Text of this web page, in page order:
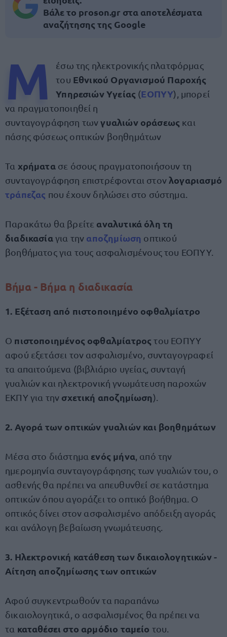
Βάλε το proson.gr στα αποτελέσματα
αναζήτησης της Google
Μ
έσω της ηλεκτρονικής πλατφόρμας
του Εθνικού Οργανισμού Παροχής
Υπηρεσιών Υγείας (ΕΟΠΥΥ), μπορεί
να πραγματοποιηθεί η
συνταγογράφηση τωνγυαλιών οράσεως και
πάσης φύσεως οπτικών βοηθημάτων
Τα χρήματα σε όσους πραγματοποιήσουν τη
συνταγογράφηση επιστρέφονται στονλογαριασμό
τράπεζας που έχουν δηλώσει στο σύστημα.
Παρακάτω θα βρείτε αναλυτικά όλη τη
διαδικασίαγια την αποζημίωση οπτικού
βοηθήματος για τους ασφαλισμένους του ΕΟΠΥΥ.
Βήμα - Βήμα η διαδικασία
1. Εξέταση από πιστοποιημένο οφθαλμίατρο
Ο πιστοποιημένος οφθαλμίατρος του ΕΟΠΥΥ
αφού εξετάσει τον ασφαλισμένο, συνταγογραφεί
τα απαιτούμενα (βιβλιάριο υγείας, συνταγή
γυαλιών και ηλεκτρονική γνωμάτευση παροχών
ΕΚΠΥ για την σχετική αποζημίωση).
2. Αγορά των οπτικών γυαλιών και βοηθημάτων
Μέσα στο διάστημα ενός μήνα , από την
ημερομηνία συνταγογράφησης των γυαλιών του, ο
ασθενής θα πρέπει να απευθυνθεί σε κατάστημα
οπτικών όπου αγοράζει το οπτικό βοήθημα. Ο
οπτικός δίνει στον ασφαλισμένο απόδειξη αγοράς
και ανάλογη βεβαίωση γνωμάτευσης.
3. Ηλεκτρονική κατάθεση των δικαιολογητικών -
Αίτηση αποζημίωσης των οπτικών
Αφού συγκεντρωθούν τα παραπάνω
δικαιολογητικά, ο ασφαλισμένος θα πρέπει να
τα καταθέσει στο αρμόδιο ταμείο του.